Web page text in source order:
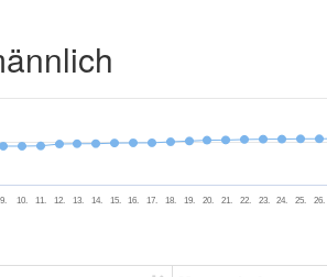
9. 10. 11. 12. 13. 14. 15. 16. 17. 18. 19. 20. 21. 22. 23. 24. 25. 26.